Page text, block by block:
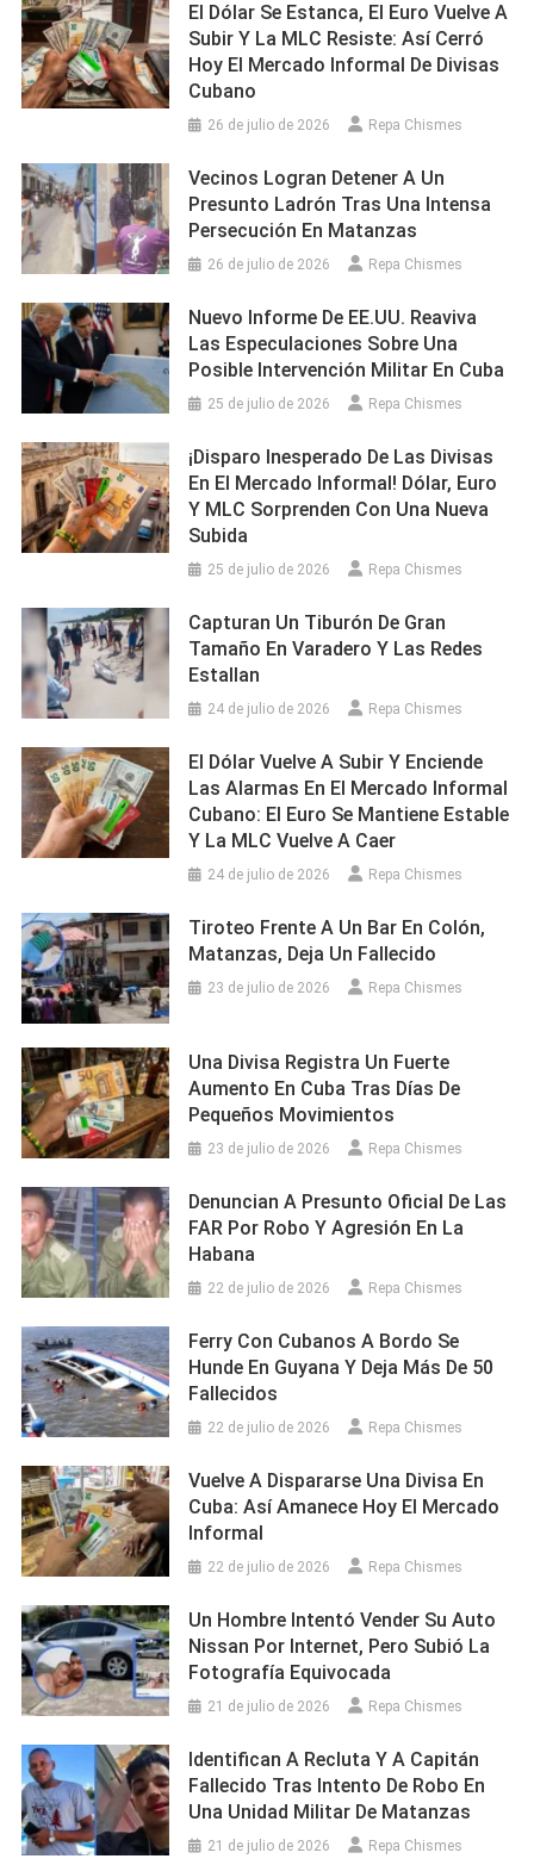
El Dólar Se Estanca, El Euro Vuelve A
Subir Y La MLC Resiste: Así Cerró
Hoy El Mercado Informal De Divisas
Cubano
26 de julio de 2026 Repa Chismes
Vecinos Logran Detener A Un
Presunto Ladrón Tras Una Intensa
Persecución En Matanzas
26 de julio de 2026 Repa Chismes
Nuevo Informe De EE.UU. Reaviva
Las Especulaciones Sobre Una
Posible Intervención Militar En Cuba
25 de julio de 2026 Repa Chismes
¡Disparo Inesperado De Las Divisas
En El Mercado Informal! Dólar, Euro
Y MLC Sorprenden Con Una Nueva
Subida
25 de julio de 2026 Repa Chismes
Capturan Un Tiburón De Gran
Tamaño En Varadero Y Las Redes
Estallan
24 de julio de 2026 Repa Chismes
El Dólar Vuelve A Subir Y Enciende
Las Alarmas En El Mercado Informal
Cubano: El Euro Se Mantiene Estable
Y La MLC Vuelve A Caer
24 de julio de 2026 Repa Chismes
Tiroteo Frente A Un Bar En Colón,
Matanzas, Deja Un Fallecido
23 de julio de 2026 Repa Chismes
Una Divisa Registra Un Fuerte
Aumento En Cuba Tras Días De
Pequeños Movimientos
23 de julio de 2026 Repa Chismes
Denuncian A Presunto Oficial De Las
FAR Por Robo Y Agresión En La
Habana
22 de julio de 2026 Repa Chismes
Ferry Con Cubanos A Bordo Se
Hunde En Guyana Y Deja Más De 50
Fallecidos
22 de julio de 2026 Repa Chismes
Vuelve A Dispararse Una Divisa En
Cuba: Así Amanece Hoy El Mercado
Informal
22 de julio de 2026 Repa Chismes
Un Hombre Intentó Vender Su Auto
Nissan Por Internet, Pero Subió La
Fotografía Equivocada
21 de julio de 2026 Repa Chismes
Identifican A Recluta Y A Capitán
Fallecido Tras Intento De Robo En
Una Unidad Militar De Matanzas
21 de julio de 2026 Repa Chismes